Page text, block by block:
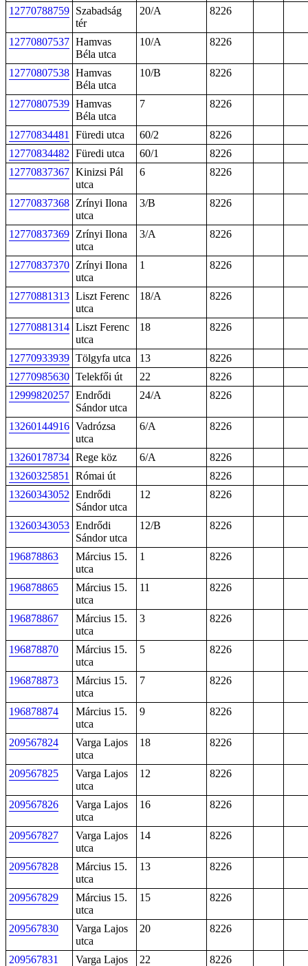
12770788759 Szabadság
tér
20/A 8226
12770807537 Hamvas
Béla utca
10/A 8226
12770807538 Hamvas
Béla utca
10/B 8226
12770807539 Hamvas
Béla utca
7 8226
12770834481 Füredi utca 60/2
8226
12770834482 Füredi utca 60/1
8226
12770837367 Kinizsi Pál
utca
6 8226
12770837368 Zrínyi Ilona
utca
3/B 8226
12770837369 Zrínyi Ilona
utca
3/A 8226
12770837370 Zrínyi Ilona
utca
1 8226
12770881313 Liszt Ferenc
utca
18/A 8226
12770881314 Liszt Ferenc
utca
18 8226
12770933939 Tölgyfa utca 13
8226
12770985630 Telekfői út 22
8226
12999820257 Endrődi
Sándor utca
24/A 8226
13260144916 Vadrózsa
utca
6/A 8226
13260178734 Rege köz 6/A
8226
13260325851
Római út
8226
13260343052 Endrődi
Sándor utca
12 8226
13260343053 Endrődi
Sándor utca
12/B 8226
196878863
Március 15.
utca
1 8226
196878865
Március 15.
utca
11 8226
196878867
Március 15.
utca
3 8226
196878870
Március 15.
utca
5 8226
196878873
Március 15.
utca
7 8226
196878874
Március 15.
utca
9 8226
209567824
Varga Lajos
utca
18 8226
209567825
Varga Lajos
utca
12 8226
209567826
Varga Lajos
utca
16 8226
209567827
Varga Lajos
utca
14 8226
209567828
Március 15.
utca
13 8226
209567829
Március 15.
utca
15 8226
209567830
Varga Lajos
utca
20 8226
209567831 Varga Lajos 22 8226